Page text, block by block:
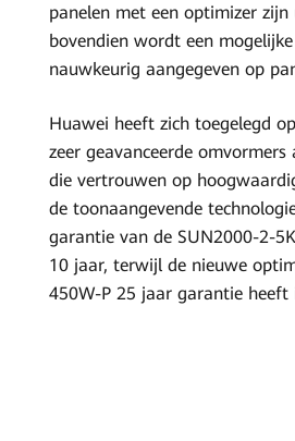
panelen met een optimizer zijn
bovendien wordt een
nauwkeurig aangegeven op
Huawei heeft zich toegelegd
zeer geavanceerde omvormers
die vertrouwen op
de toonaangevende
garantie van de SUN2000-2-
10 jaar, terwijl de nieuwe
450W-P 25 jaar garantie heeft